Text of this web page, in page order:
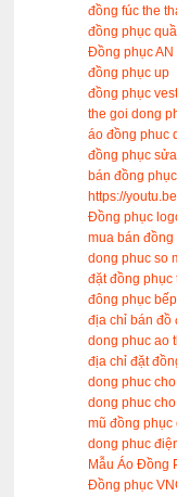
đồng fúc the
đồng phục
Đồng phục AN
đồng phục up
đồng phục
the goi dong
áo đồng phuc
đồng phục
bán đồng
https://
Đồng phục
mua bán
dong phuc so
đặt đồng phục
đông phục
địa chỉ bán đồ
dong phuc ao
địa chỉ đặt
dong phuc
dong phuc
mũ đồng phục
dong phuc
Mẫu Áo Đồng
Đồng phục